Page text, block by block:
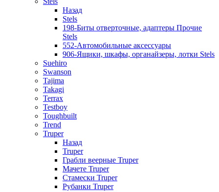
Назад
Stels
198-Биты отверточные, адаптеры Прочие
Stels
552-Автомобильные аксессуары
906-Ящики, шкафы, органайзеры, лотки Stels
Suehiro
Swanson
Tajima
Takagi
Terrax
Testboy
Toughbuilt
Trend
Truper
Назад
Truper
Грабли веерные Truper
Мачете Truper
Стамески Truper
Рубанки Truper